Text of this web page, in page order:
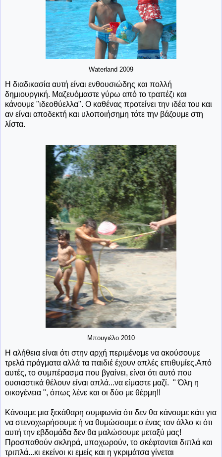
Waterland 2009
Η διαδικασία αυτή είναι ενθουσιώδης και πολλή
δημιουργική. Μαζευόμαστε γύρω από το τραπέζι και
κάνουμε "ιδεοθύελλα". Ο καθένας προτείνει την ιδέα του και
αν είναι αποδεκτή και υλοποιήσημη τότε την βάζουμε στη
λίστα.
Μπουγιέλο 2010
Η αλήθεια είναι ότι στην αρχή περιμέναμε να ακούσουμε
τρελά πράγματα αλλά τα παιδιέ έχουν απλές επιθυμίες.Από
αυτές, το συμπέρασμα που βγαίνει, είναι ότι αυτό που
ουσιαστικά θέλουν είναι απλά...να είμαστε μαζί. " Όλη η
οικογένεια ", όπως λένε και οι δύο με θέρμη!!
Κάνουμε μια ξεκάθαρη συμφωνία ότι δεν θα κάνουμε κάτι για
να στενοχωρήσουμε ή να θυμώσουμε ο ένας τον άλλο κι ότι
αυτή την εβδομάδα δεν θα μαλώσουμε μεταξύ μας!
Προσπαθούν σκληρά, υποχωρούν, το σκέφτονται διπλά και
τριπλά...κι εκείνοι κι εμείς και η γκριμάτσα γίνεται